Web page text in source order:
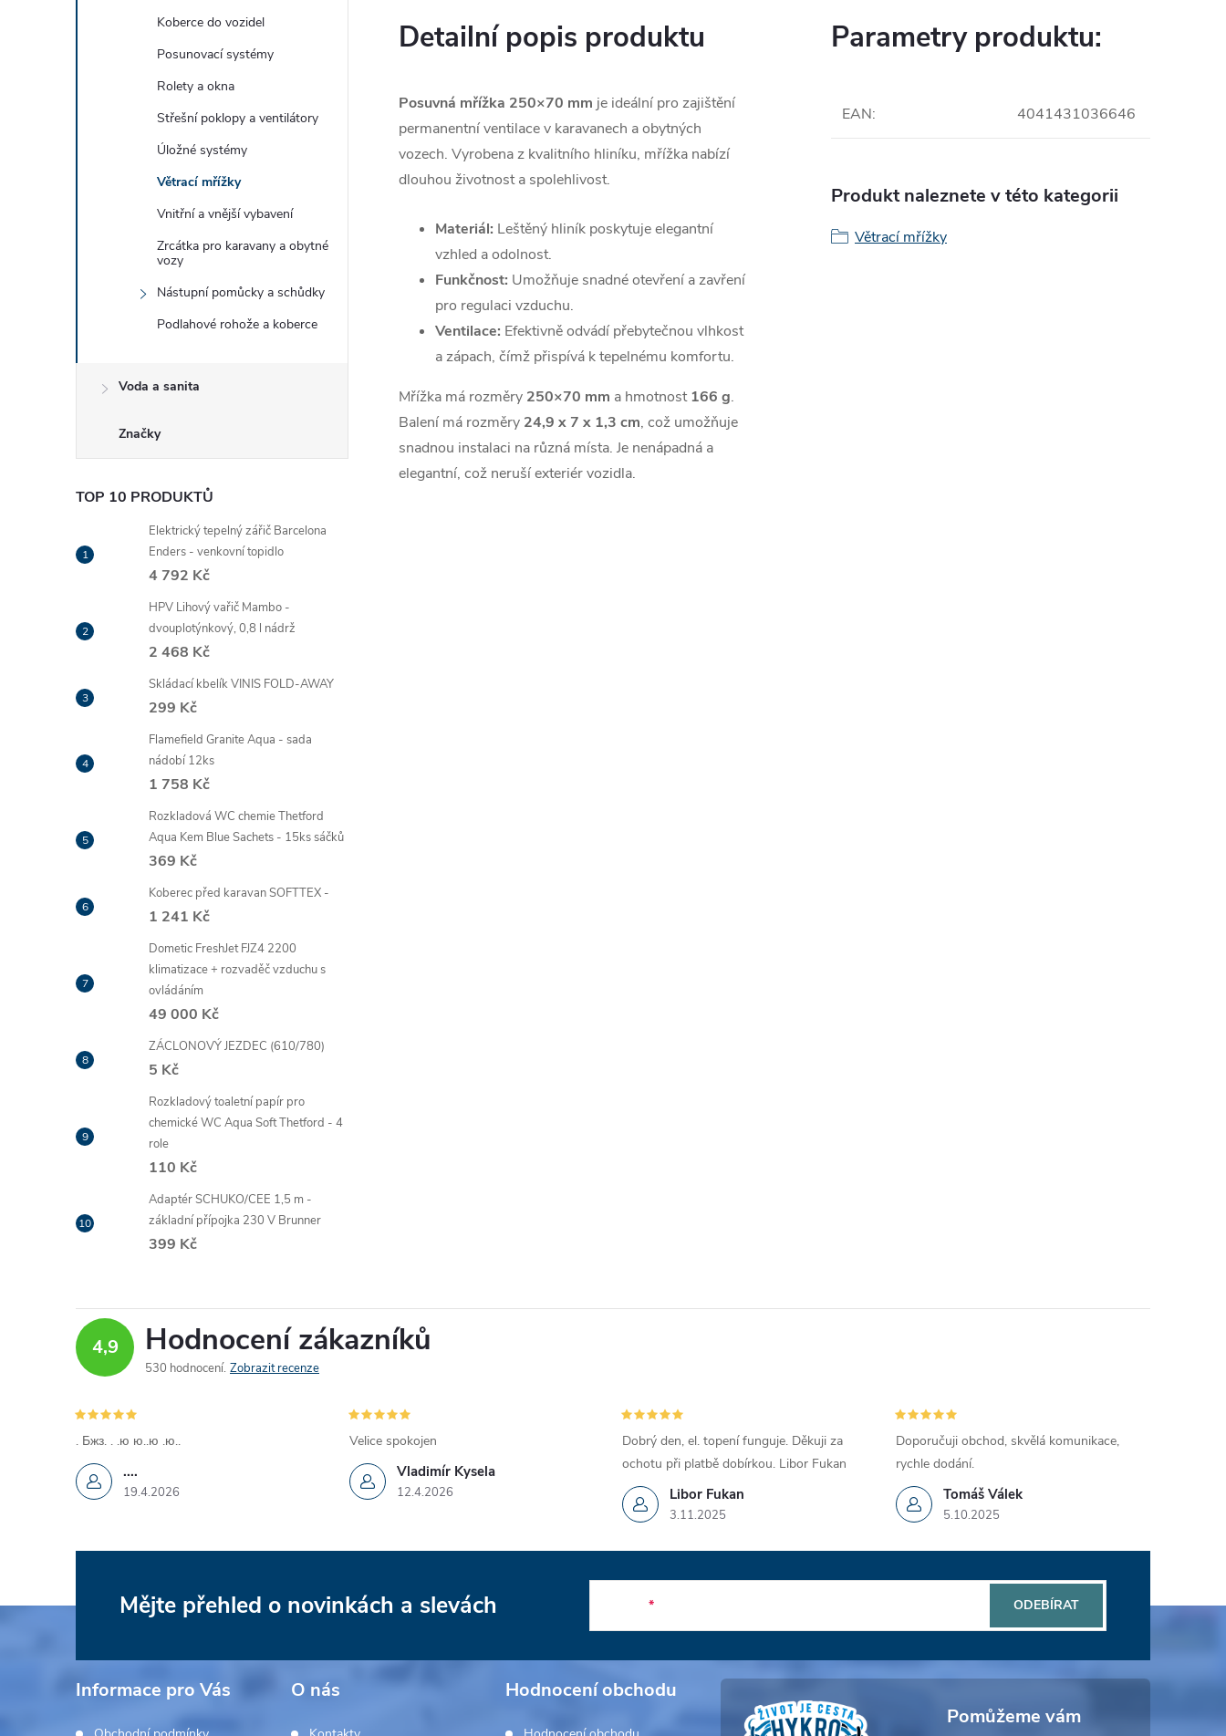
Koberce do vozidel
Posunovací systémy
Rolety a okna
Střešní poklopy a ventilátory
Úložné systémy
Větrací mřížky
Vnitřní a vnější vybavení
Zrcátka pro karavany a obytné
vozy
Nástupní pomůcky a schůdky
Podlahové rohože a koberce
Voda a sanita
Značky
TOP 10 PRODUKTŮ
Elektrický tepelný zářič Barcelona
Enders - venkovní topidlo
4 792 Kč
HPV Lihový vařič Mambo -
dvouplotýnkový, 0,8 l nádrž
2 468 Kč
Skládací kbelík VINIS FOLD-AWAY
299 Kč
Flamefield Granite Aqua - sada
nádobí 12ks
1 758 Kč
Rozkladová WC chemie Thetford
Aqua Kem Blue Sachets - 15ks sáčků
369 Kč
Koberec před karavan SOFTTEX -
1 241 Kč
Dometic FreshJet FJZ4 2200
klimatizace + rozvaděč vzduchu s
ovládáním
49 000 Kč
ZÁCLONOVÝ JEZDEC (610/780)
5 Kč
Rozkladový toaletní papír pro
chemické WC Aqua Soft Thetford - 4
role
110 Kč
Adaptér SCHUKO/CEE 1,5 m -
základní přípojka 230 V Brunner
399 Kč
Detailní popis produktu
Posuvná mřížka 250×70 mm je ideální pro zajištění
permanentní ventilace v karavanech a obytných
vozech. Vyrobena z kvalitního hliníku, mřížka nabízí
dlouhou životnost a spolehlivost.
Materiál: Leštěný hliník poskytuje elegantní
vzhled a odolnost.
Funkčnost: Umožňuje snadné otevření a zavření
pro regulaci vzduchu.
Ventilace: Efektivně odvádí přebytečnou vlhkost
a zápach, čímž přispívá k tepelnému komfortu.
Mřížka má rozměry 250×70 mm a hmotnost166 g.
Balení má rozměry 24,9 x 7 x 1,3 cm, což umožňuje
snadnou instalaci na různá místa. Je nenápadná a
elegantní, což neruší exteriér vozidla.
Parametry produktu:
EAN: 4041431036646
Produkt naleznete v této kategorii
Větrací mřížky
4,9 Hodnocení zákazníků
530 hodnocení Zobrazit recenze
....
19.4.2026
. Бжз. . .ю ю..ю .ю..
Vladimír Kysela
12.4.2026
Velice spokojen
Libor Fukan
3.11.2025
Dobrý den, el. topení funguje. Děkuji za
ochotu při platbě dobírkou. Libor Fukan
Tomáš Válek
5.10.2025
Doporučuji obchod, skvělá komunikace,
rychle dodání.
Z
Mějte přehled o novinkách a slevách ODEBÍRAT
Informace pro Vás O nás Hodnocení obchodu